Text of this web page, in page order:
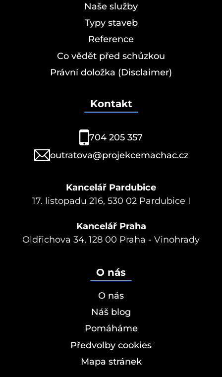
Naše služby
Typy staveb
Reference
Co vědět před schůzkou
Právní doložka (Disclaimer)
Kontakt
704 205 357
outratova@projekcemachac.cz
Kancelář Pardubice
17. listopadu 216, 530 02 Pardubice I
Kancelář Praha
Oldřichova 34, 128 00 Praha - Vinohrady
O nás
O nás
Náš blog
Pomáháme
Předvolby cookies
Mapa stránek